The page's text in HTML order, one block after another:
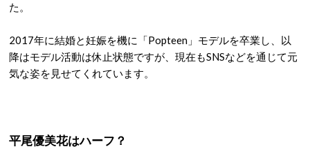
た。
2017年に結婚と妊娠を機に「Popteen」モデルを卒業し、以
降はモデル活動は休止状態ですが、現在もSNSなどを通じて元
気な姿を見せてくれています。
平尾優美花はハーフ？